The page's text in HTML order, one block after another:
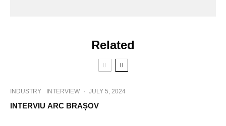
Related
INDUSTRY INTERVIEW · JULY 5, 2024
INTERVIU ARC BRAȘOV